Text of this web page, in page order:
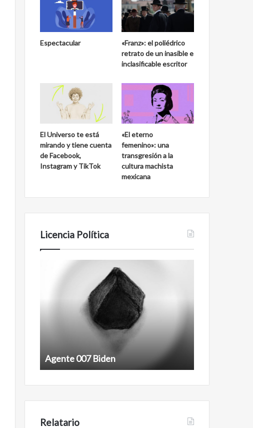
Espectacular
«Franz»: el poliédrico
retrato de un inasible e
inclasificable escritor
El Universo te está
mirando y tiene cuenta
de Facebook,
Instagram y TikTok
«El eterno
femenino»: una
transgresión a la
cultura machista
mexicana
Licencia Política
Agente 007 Biden
Relatario